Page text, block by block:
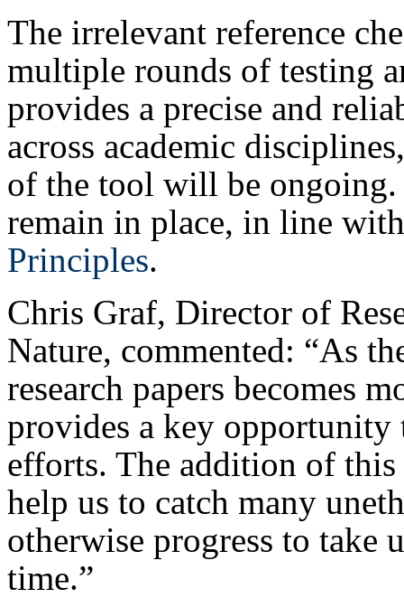
The irrelevant reference
multiple rounds of testing
provides a precise and
across academic
of the tool will be
remain in place, in line
Principles.
Chris Graf, Director of
Nature, commented: “As
research papers becomes
provides a key
efforts. The addition of
help us to catch many
otherwise progress to take
time.”